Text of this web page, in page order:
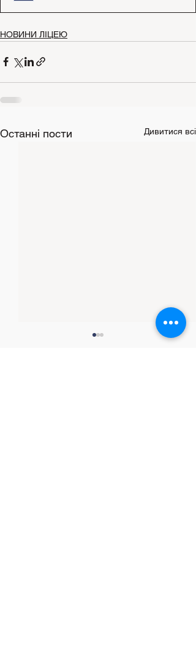
НОВИНИ ЛІЦЕЮ
Останні пости Дивитися всі